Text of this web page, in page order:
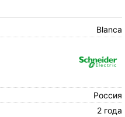
Blanca
Россия
2 года